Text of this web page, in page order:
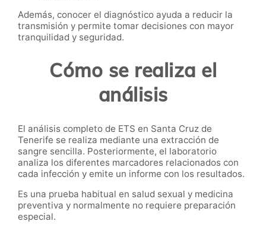
Además, conocer el diagnóstico ayuda a reducir la
transmisión y permite tomar decisiones con mayor
tranquilidad y seguridad.
Cómo se realiza el
análisis
El análisis completo de ETS en Santa Cruz de
Tenerife se realiza mediante una extracción de
sangre sencilla. Posteriormente, el laboratorio
analiza los diferentes marcadores relacionados con
cada infección y emite un informe con los resultados.
Es una prueba habitual en salud sexual y medicina
preventiva y normalmente no requiere preparación
especial.